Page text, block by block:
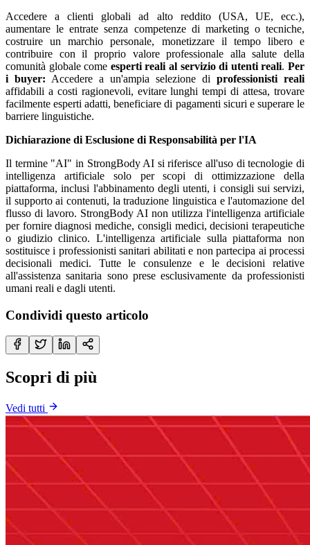
Accedere a clienti globali ad alto reddito (USA, UE, ecc.),
aumentare le entrate senza competenze di marketing o tecniche,
costruire un marchio personale, monetizzare il tempo libero e
contribuire con il proprio valore professionale alla salute della
comunità globale come esperti reali al servizio di utenti reali.Per
i buyer: Accedere a un'ampia selezione di professionisti reali
affidabili a costi ragionevoli, evitare lunghi tempi di attesa, trovare
facilmente esperti adatti, beneficiare di pagamenti sicuri e superare le
barriere linguistiche.
Dichiarazione di Esclusione di Responsabilità per l'IA
Il termine "AI" in StrongBody AI si riferisce all'uso di tecnologie di
intelligenza artificiale solo per scopi di ottimizzazione della
piattaforma, inclusi l'abbinamento degli utenti, i consigli sui servizi,
il supporto ai contenuti, la traduzione linguistica e l'automazione del
flusso di lavoro. StrongBody AI non utilizza l'intelligenza artificiale
per fornire diagnosi mediche, consigli medici, decisioni terapeutiche
o giudizio clinico. L'intelligenza artificiale sulla piattaforma non
sostituisce i professionisti sanitari abilitati e non partecipa ai processi
decisionali medici. Tutte le consulenze e le decisioni relative
all'assistenza sanitaria sono prese esclusivamente da professionisti
umani reali e dagli utenti.
Condividi questo articolo
Scopri di più
Vedi tutti